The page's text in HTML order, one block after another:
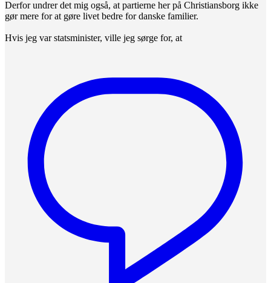
Derfor undrer det mig også, at partierne her på Christiansborg ikke
gør mere for at gøre livet bedre for danske familier.
Hvis jeg var statsminister, ville jeg sørge for, at